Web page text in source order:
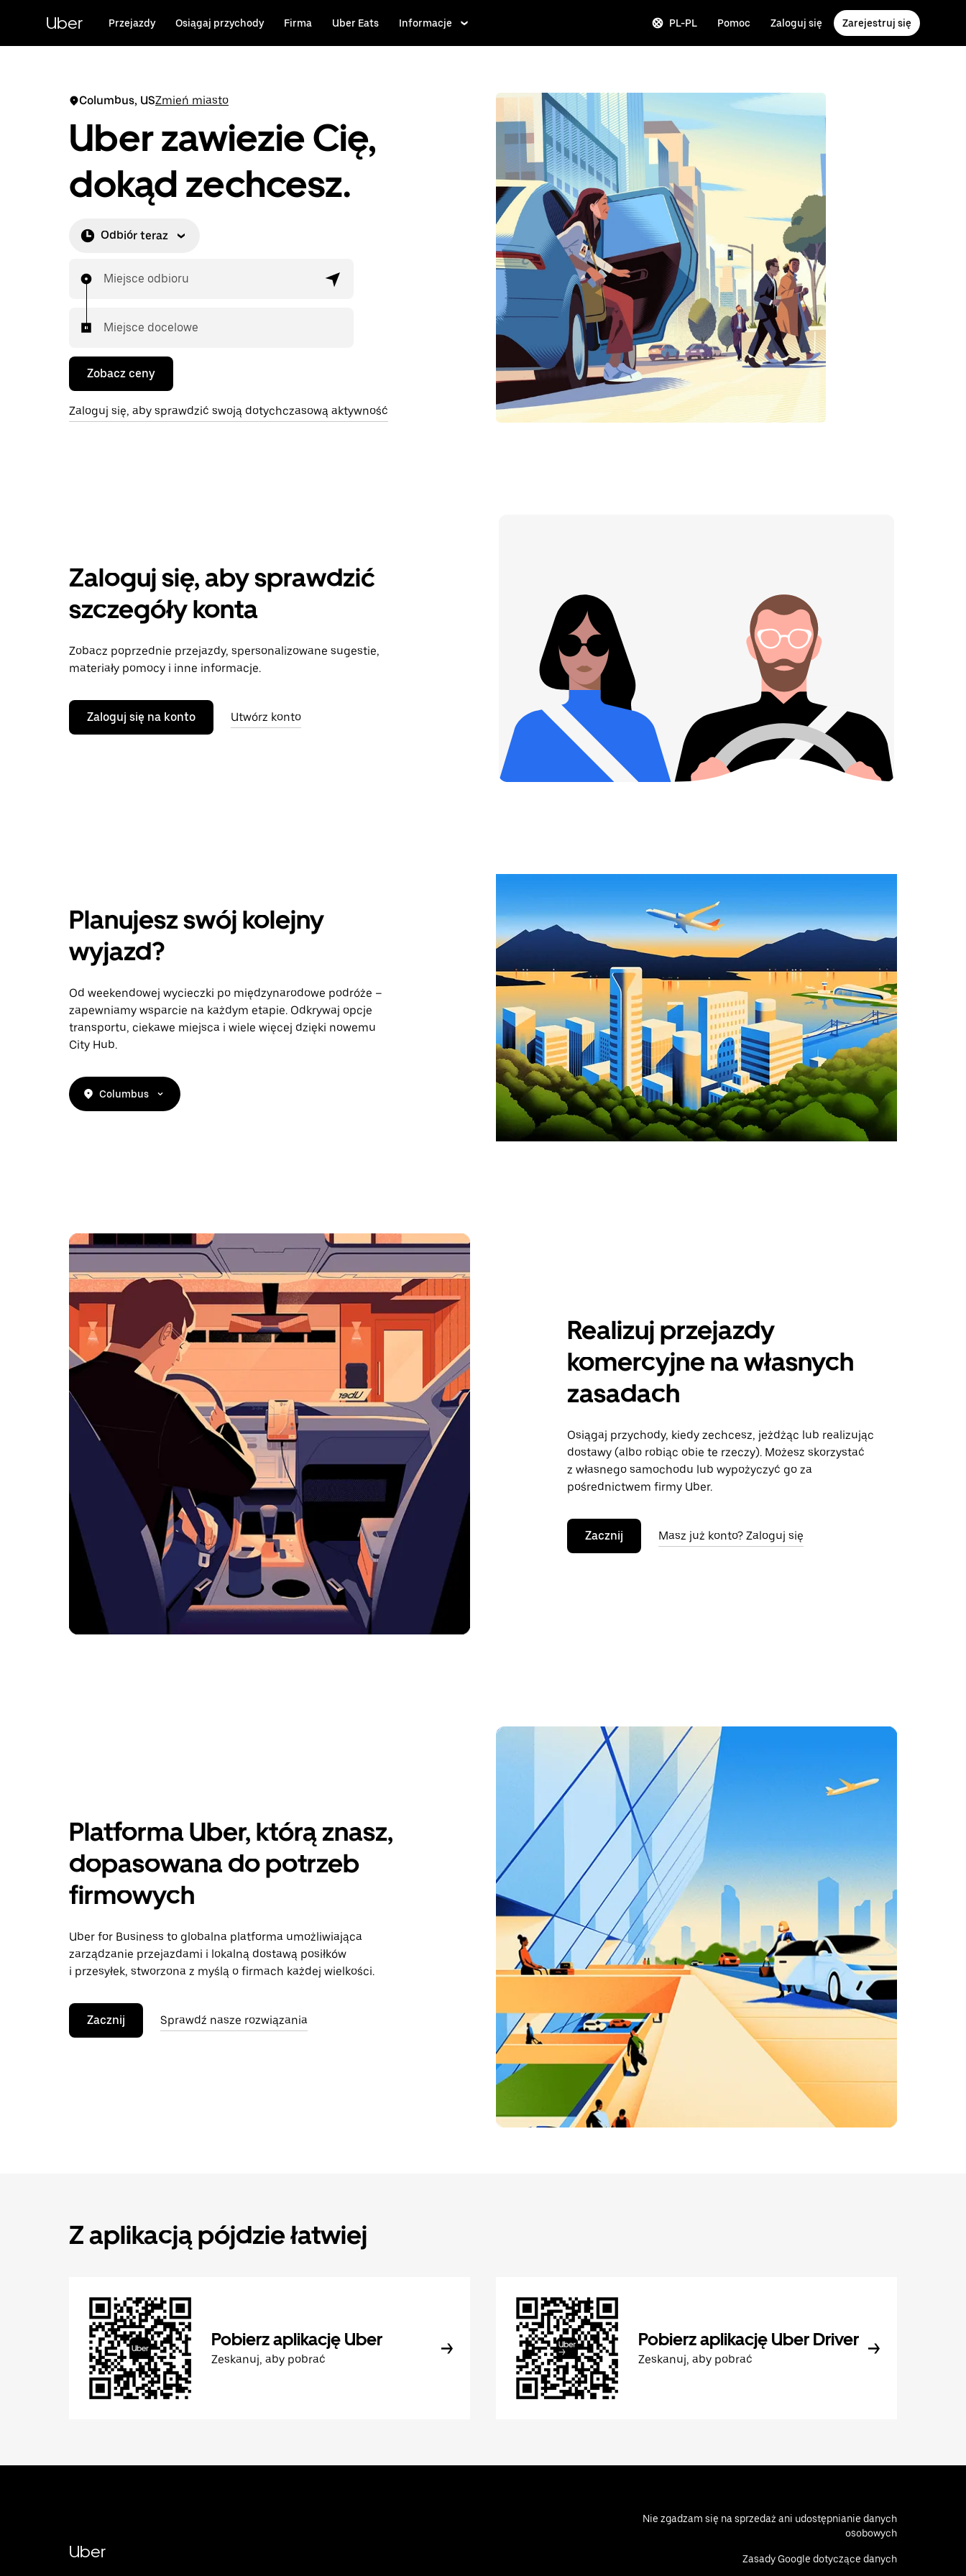
zawartości
Uber Przejazdy Osiągaj przychody Firma Uber Eats Informacje PL-PL Pomoc Zaloguj się Zarejestruj się
Columbus, USZmień miasto
Uber zawiezie Cię,
dokąd zechcesz.
Odbiór teraz
Miejsce odbioru
Miejsce docelowe
Zobacz ceny
Zaloguj się, aby sprawdzić swoją dotychczasową aktywność
Zaloguj się, aby sprawdzić
szczegóły konta
Zobacz poprzednie przejazdy, spersonalizowane sugestie,
materiały pomocy i inne informacje.
Zaloguj się na konto Utwórz konto
Planujesz swój kolejny
wyjazd?
Od weekendowej wycieczki po międzynarodowe podróże –
zapewniamy wsparcie na każdym etapie. Odkrywaj opcje
transportu, ciekawe miejsca i wiele więcej dzięki nowemu
City Hub.
Columbus
Realizuj przejazdy
komercyjne na własnych
zasadach
Osiągaj przychody, kiedy zechcesz, jeżdżąc lub realizując
dostawy (albo robiąc obie te rzeczy). Możesz skorzystać
z własnego samochodu lub wypożyczyć go za
pośrednictwem firmy Uber.
Zacznij Masz już konto? Zaloguj się
Platforma Uber, którą znasz,
dopasowana do potrzeb
firmowych
Uber for Business to globalna platforma umożliwiająca
zarządzanie przejazdami i lokalną dostawą posiłków
i przesyłek, stworzona z myślą o firmach każdej wielkości.
Zacznij Sprawdź nasze rozwiązania
Z aplikacją pójdzie łatwiej
Pobierz aplikację Uber
Zeskanuj, aby pobrać
Pobierz aplikację Uber Driver
Zeskanuj, aby pobrać
Uber
Nie zgadzam się na sprzedaż ani udostępnianie danych
osobowych
Zasady Google dotyczące danych